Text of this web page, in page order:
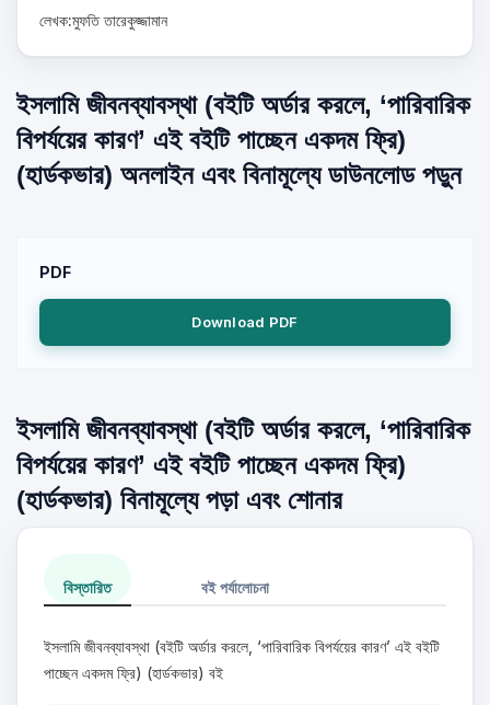
লেখক:মুফতি তারেকুজ্জামান
ইসলামি জীবনব্যাবস্থা (বইটি অর্ডার করলে, ‘পারিবারিক
বিপর্যয়ের কারণ’ এই বইটি পাচ্ছেন একদম ফ্রি)
(হার্ডকভার) অনলাইন এবং বিনামূল্যে ডাউনলোড পড়ুন
PDF
Download PDF
ইসলামি জীবনব্যাবস্থা (বইটি অর্ডার করলে, ‘পারিবারিক
বিপর্যয়ের কারণ’ এই বইটি পাচ্ছেন একদম ফ্রি)
(হার্ডকভার) বিনামূল্যে পড়া এবং শোনার
বিস্তারিত বই পর্যালোচনা
ইসলামি জীবনব্যাবস্থা (বইটি অর্ডার করলে, ‘পারিবারিক বিপর্যয়ের কারণ’ এই বইটি
পাচ্ছেন একদম ফ্রি) (হার্ডকভার) বই